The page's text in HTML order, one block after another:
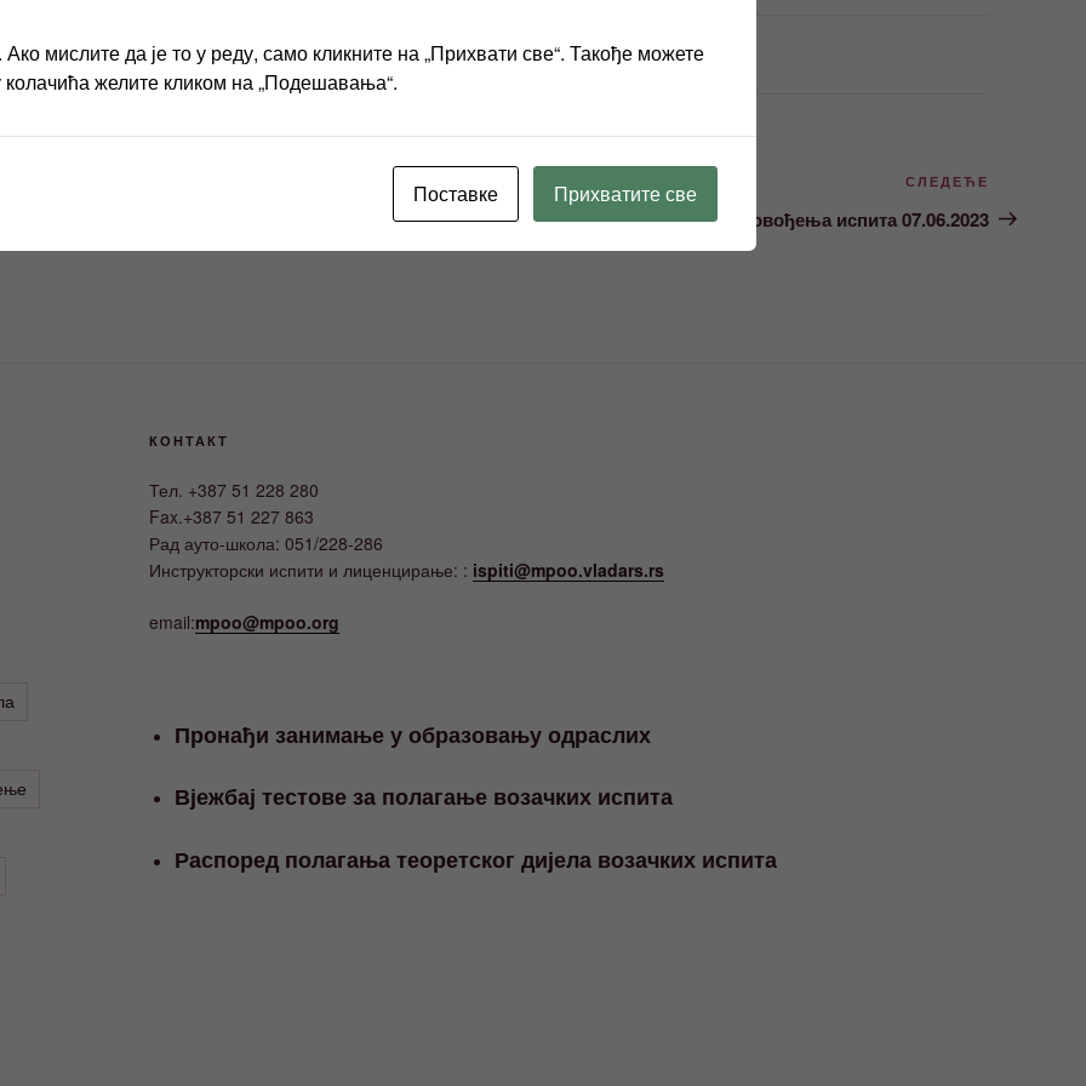
чланак
СЛЕДЕЋЕ
Правилник о начину рада испитних комисија и спровођења испита 07.06.2023
КОНТАКТ
Тел. +387 51 228 280
Fax.+387 51 227 863
Рад ауто-школа: 051/228-286
Инструкторски испити и лиценцирање: : ispiti@mpoo.vladars.rs
email:mpoo@mpoo.org
Пронађи занимање у образовању одраслих
Вјежбај тестове за полагање возачких испита
Распоред полагања теоретског дијела возачких испита
мислите да је то у реду, само кликните на „Прихвати све“. Такође можете
колачића желите кликом на „Подешавања“.
Поставке Прихватите све